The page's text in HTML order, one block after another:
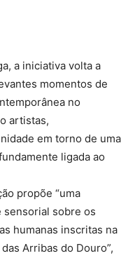
a iniciativa volta a
momentos de
no
artistas,
em torno de uma
ligada ao
propõe “uma
sobre os
humanas inscritas na
Arribas do Douro”,